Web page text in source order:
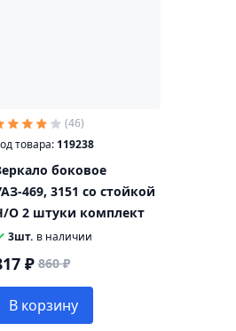
(46)
товара: 119238
боковое
469, 3151 со стойкой
О 2 штуки комплект
3шт. в наличии
₽ 860 ₽
В корзину